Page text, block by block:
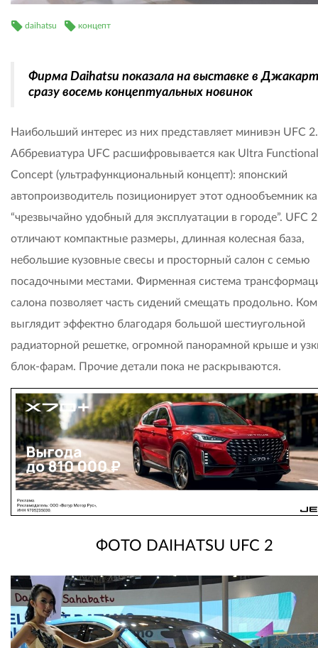
daihatsu концепт
Фирма Daihatsu показала на выставке в
сразу восемь концептуальных новинок
Наибольший интерес из них представляет минивэн UFC 2.
Аббревиатура UFC расшифровывается как Ultra Functional
Concept (ультрафункциональный концепт): японский
автопроизводитель позиционирует этот однообъемник
“чрезвычайно удобный для эксплуатации в городе”. UFC 2
отличают компактные размеры, длинная колесная база,
небольшие кузовные свесы и просторный салон с семью
посадочными местами. Фирменная система
салона позволяет часть сидений смещать продольно.
выглядит эффектно благодаря большой шестиугольной
радиаторной решетке, огромной панорамной крыше и
блок-фарам. Прочие детали пока не раскрываются.
ФОТО DAIHATSU UFC 2